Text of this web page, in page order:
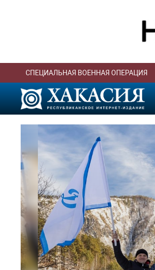
СПЕЦИАЛЬНАЯ ВОЕННАЯ ОПЕРАЦИЯ